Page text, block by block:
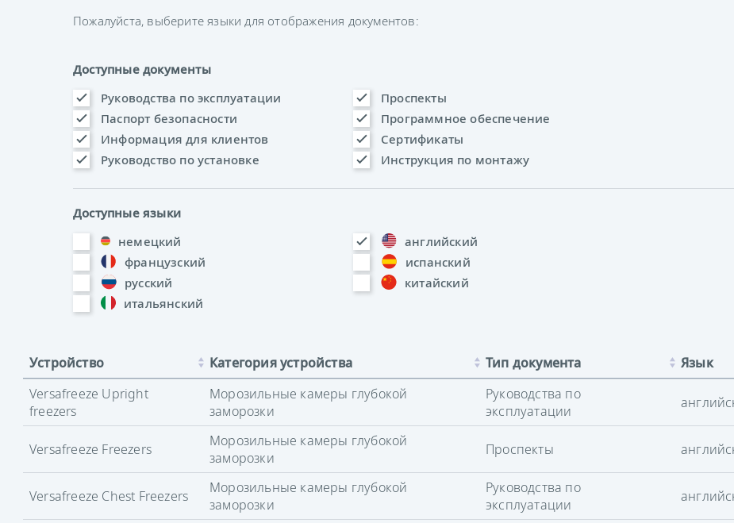
Пожалуйста, выберите языки для отображения документов:
Доступные документы
Руководства по эксплуатации
Проспекты
Паспорт безопасности
Программное обеспечение
Информация для клиентов
Сертификаты
Руководство по установке
Инструкция по монтажу
Доступные языки
немецкий
английский
французский
испанский
русский
китайский
итальянский
Устройство Категория устройства Тип документа Язык
Versafreeze Upright
freezers
Морозильные камеры глубокой
заморозки
Руководства по
эксплуатации
Versafreeze Freezers
Морозильные камеры глубокой
заморозки
Проспекты
Versafreeze Chest Freezers
Морозильные камеры глубокой
заморозки
Руководства по
эксплуатации